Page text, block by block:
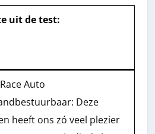
uit de test:
Auto
Deze
heeft ons zó veel plezier